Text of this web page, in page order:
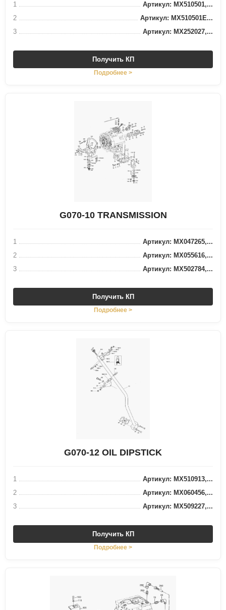
1
Артикул: MX510501,...
2
Артикул: MX510501E...
3
Артикул: MX252027,...
Получить КП
Подробнее >
G070-10 TRANSMISSION
1
Артикул: MX047265,...
2
Артикул: MX055616,...
3
Артикул: MX502784,...
Получить КП
Подробнее >
G070-12 OIL DIPSTICK
1
Артикул: MX510913,...
2
Артикул: MX060456,...
3
Артикул: MX509227,...
Получить КП
Подробнее >